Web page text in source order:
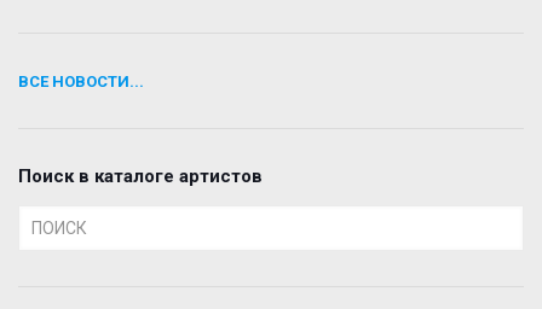
ВСЕ НОВОСТИ...
Поиск в каталоге артистов